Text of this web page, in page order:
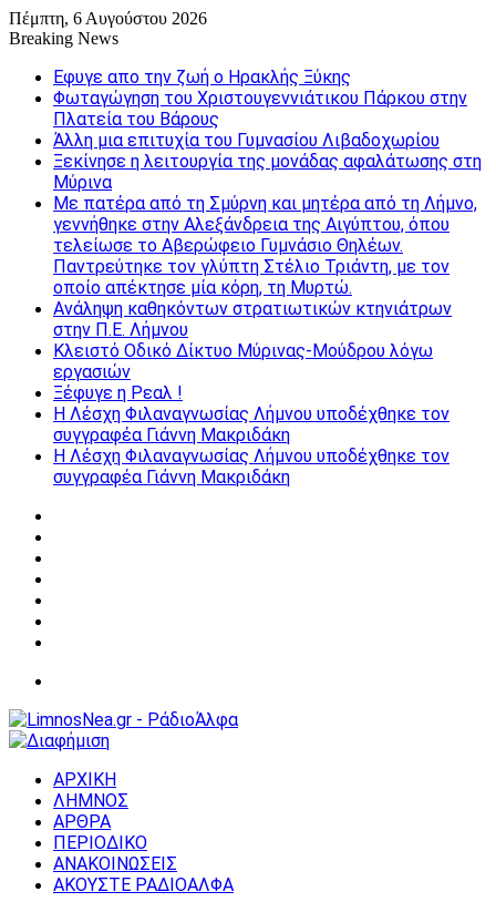
Πέμπτη, 6 Αυγούστου 2026
Breaking News
Εφυγε απο την ζωή o Ηρακλής Ξύκης
Φωταγώγηση του Χριστουγεννιάτικου Πάρκου στην
Πλατεία του Βάρους
Άλλη μια επιτυχία του Γυμνασίου Λιβαδοχωρίου
Ξεκίνησε η λειτουργία της μονάδας αφαλάτωσης στη
Μύρινα
Με πατέρα από τη Σμύρνη και μητέρα από τη Λήμνο,
γεννήθηκε στην Αλεξάνδρεια της Αιγύπτου, όπου
τελείωσε το Αβερώφειο Γυμνάσιο Θηλέων.
Παντρεύτηκε τον γλύπτη Στέλιο Τριάντη, με τον
οποίο απέκτησε μία κόρη, τη Μυρτώ.
Ανάληψη καθηκόντων στρατιωτικών κτηνιάτρων
στην Π.Ε. Λήμνου
Κλειστό Οδικό Δίκτυο Μύρινας-Μούδρου λόγω
εργασιών
Ξέφυγε η Ρεαλ !
Η Λέσχη Φιλαναγνωσίας Λήμνου υποδέχθηκε τον
συγγραφέα Γιάννη Μακριδάκη
Η Λέσχη Φιλαναγνωσίας Λήμνου υποδέχθηκε τον
συγγραφέα Γιάννη Μακριδάκη
ΑΡΧΙΚΗ
ΛΗΜΝΟΣ
ΑΡΘΡΑ
ΠΕΡΙΟΔΙΚΟ
ΑΝΑΚΟΙΝΩΣΕΙΣ
ΑΚΟΥΣΤΕ ΡΑΔΙΟΑΛΦΑ